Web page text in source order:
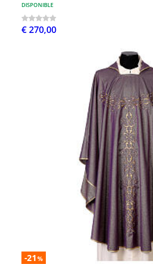
DISPONIBLE
€ 270,00
-21 %